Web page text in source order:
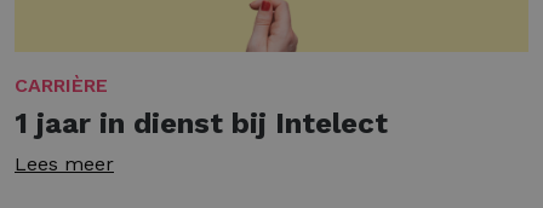
CARRIÈRE
1 jaar in dienst bij Intelect
Lees meer